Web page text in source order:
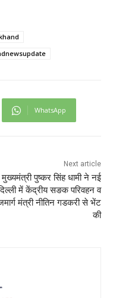
WhatsApp
Next article
मुख्यमंत्री पुष्कर सिंह धामी ने नई
में केंद्रीय सङक परिवहन व
मंत्री नीतिन गडकरी से भेंट
की